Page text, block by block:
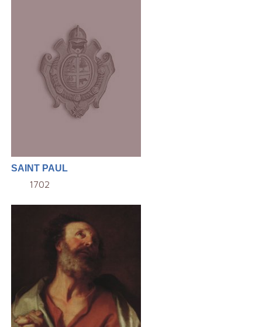
SAINT PAUL
1702